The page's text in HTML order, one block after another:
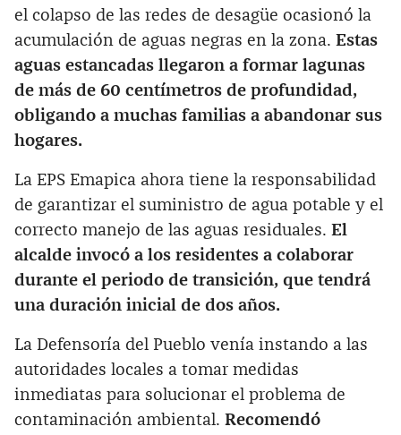
el colapso de las redes de desagüe ocasionó la
acumulación de aguas negras en la zona. Estas
aguas estancadas llegaron a formar lagunas
de más de 60 centímetros de profundidad,
obligando a muchas familias a abandonar sus
hogares.
La EPS Emapica ahora tiene la responsabilidad
de garantizar el suministro de agua potable y el
correcto manejo de las aguas residuales. El
alcalde invocó a los residentes a colaborar
durante el periodo de transición, que tendrá
una duración inicial de dos años.
La Defensoría del Pueblo venía instando a las
autoridades locales a tomar medidas
inmediatas para solucionar el problema de
contaminación ambiental. Recomendó